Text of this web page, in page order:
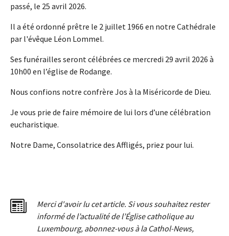
passé, le 25 avril 2026.
Il a été ordonné prêtre le 2 juillet 1966 en notre Cathédrale
par l'évêque Léon Lommel.
Ses funérailles seront célébrées ce mercredi 29 avril 2026 à
10h00 en l’église de Rodange.
Nous confions notre confrère Jos à la Miséricorde de Dieu.
Je vous prie de faire mémoire de lui lors d’une célébration
eucharistique.
Notre Dame, Consolatrice des Affligés, priez pour lui.
Merci d'avoir lu cet article. Si vous souhaitez rester
informé de l’actualité de l’Église catholique au
Luxembourg, abonnez-vous à la Cathol-News,